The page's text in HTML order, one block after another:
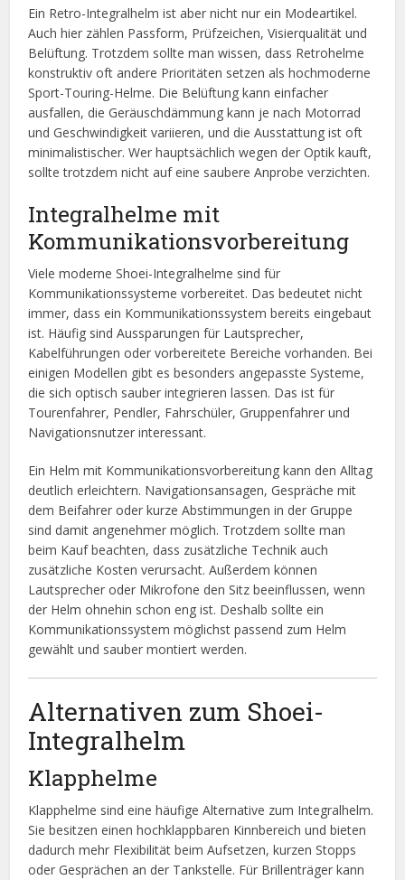
Ein Retro-Integralhelm ist aber nicht nur ein Modeartikel.
Auch hier zählen Passform, Prüfzeichen, Visierqualität und
Belüftung. Trotzdem sollte man wissen, dass Retrohelme
konstruktiv oft andere Prioritäten setzen als hochmoderne
Sport-Touring-Helme. Die Belüftung kann einfacher
ausfallen, die Geräuschdämmung kann je nach Motorrad
und Geschwindigkeit variieren, und die Ausstattung ist oft
minimalistischer. Wer hauptsächlich wegen der Optik kauft,
sollte trotzdem nicht auf eine saubere Anprobe verzichten.
Integralhelme mit
Kommunikationsvorbereitung
Viele moderne Shoei-Integralhelme sind für
Kommunikationssysteme vorbereitet. Das bedeutet nicht
immer, dass ein Kommunikationssystem bereits eingebaut
ist. Häufig sind Aussparungen für Lautsprecher,
Kabelführungen oder vorbereitete Bereiche vorhanden. Bei
einigen Modellen gibt es besonders angepasste Systeme,
die sich optisch sauber integrieren lassen. Das ist für
Tourenfahrer, Pendler, Fahrschüler, Gruppenfahrer und
Navigationsnutzer interessant.
Ein Helm mit Kommunikationsvorbereitung kann den Alltag
deutlich erleichtern. Navigationsansagen, Gespräche mit
dem Beifahrer oder kurze Abstimmungen in der Gruppe
sind damit angenehmer möglich. Trotzdem sollte man
beim Kauf beachten, dass zusätzliche Technik auch
zusätzliche Kosten verursacht. Außerdem können
Lautsprecher oder Mikrofone den Sitz beeinflussen, wenn
der Helm ohnehin schon eng ist. Deshalb sollte ein
Kommunikationssystem möglichst passend zum Helm
gewählt und sauber montiert werden.
Alternativen zum Shoei-
Integralhelm
Klapphelme
Klapphelme sind eine häufige Alternative zum Integralhelm.
Sie besitzen einen hochklappbaren Kinnbereich und bieten
dadurch mehr Flexibilität beim Aufsetzen, kurzen Stopps
oder Gesprächen an der Tankstelle. Für Brillenträger kann